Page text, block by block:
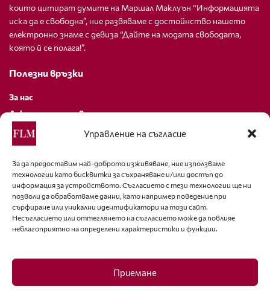
Управление на съгласие
За да предоставим най-доброто изживяване, ние използваме
технологии като бисквитки за съхраняване и/или достъп до
информация за устройството. Съгласието с тези технологии ще ни
позволи да обработваме данни, като например поведение при
сърфиране или уникални идентификатори на този сайт.
Несъгласието или оттеглянето на съгласието може да повлияе
неблагоприятно на определени характеристики и функции.
Приемане
които цитират думите на Маршал Маклуън “Информацията
иска да е свободна”, ние развяваме с достойнство нашето
електронно знаме с девиза “Дайте на модата свободата,
която й се полага!”.
Полезни връзки
За нас
Декларация за поверителност
Политика за бисквитки
За контакти
editor@fashion-lifestyle.net
+359 88 227 33 47
Последвайте ни
Facebook